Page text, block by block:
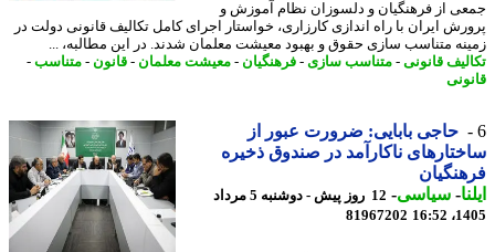
از فرهنگیان و دلسوزان نظام آموزش و
ایران با راه اندازی کارزاری، خواستار اجرای کامل تکالیف قانونی دولت در
متناسب سازی حقوق و بهبود معیشت معلمان شدند. در این مطالبه، ...
قانونی-متناسب سازی- فرهنگیان-معیشت معلمان-قانون-متناسب-
حاجی بابایی: ضرورت عبور از
ناکارآمد در صندوق ذخیره
-سیاسی-
12 روز پیش - دوشنبه 5 مرداد
81967202